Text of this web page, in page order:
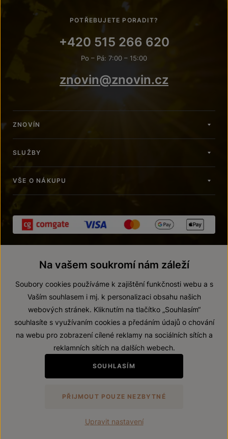
POTŘEBUJETE PORADIT?
+420 515 266 620
Po – Pá: 7:00 – 15:00
znovin@znovin.cz
ZNOVÍN
SLUŽBY
VŠE O NÁKUPU
© 2026 ZNOVÍN ZNOJMO, a. s.
Prohlášení o přístupnosti
Zákaz prodeje alkoholických nápojů osobám mladším 18 let.
VytvořilwebProgress
Na vašem soukromí nám záleží
Soubory cookies používáme k zajištění funkčnosti webu a s
Vaším souhlasem i mj. k personalizaci obsahu našich
webových stránek. Kliknutím na tlačítko „Souhlasím“
souhlasíte s využívaním cookies a předáním údajů o chování
na webu pro zobrazení cílené reklamy na sociálních sítích a
reklamních sítích na dalších webech.
SOUHLASÍM
PŘIJMOUT POUZE NEZBYTNÉ
Upravit nastavení